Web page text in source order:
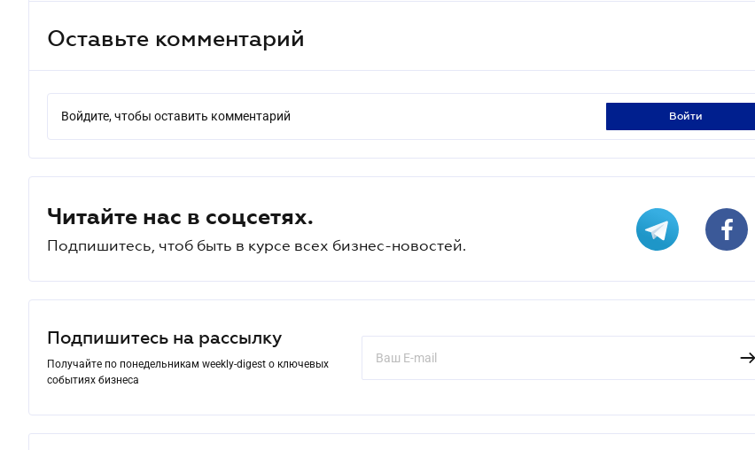
Оставьте комментарий
Войдите, чтобы оставить комментарий войти
Читайте нас в соцсетях.
Подпишитесь, чтоб быть в курсе всех бизнес-новостей.
Подпишитесь на рассылку
Получайте по понедельникам weekly-digest о ключевых
событиях бизнеса